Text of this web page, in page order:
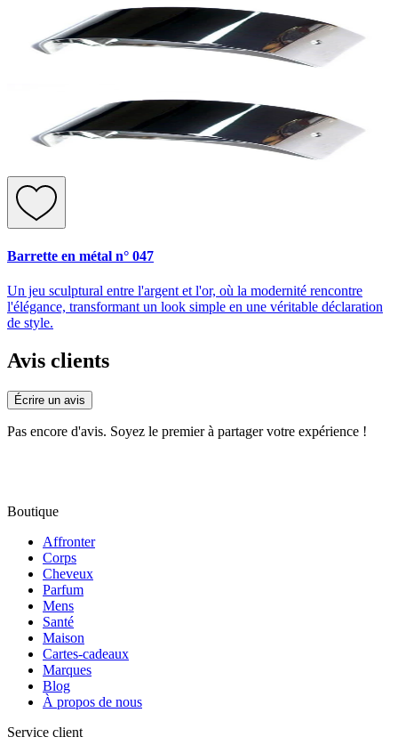
Barrette en métal n° 047
Un jeu sculptural entre l'argent et l'or, où la modernité rencontre
l'élégance, transformant un look simple en une véritable déclaration
de style.
Avis clients
Écrire un avis
Pas encore d'avis. Soyez le premier à partager votre expérience !
Boutique
Affronter
Corps
Cheveux
Parfum
Mens
Santé
Maison
Cartes-cadeaux
Marques
Blog
À propos de nous
Service client